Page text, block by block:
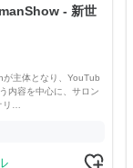
- 新世
主体となり、YouTub
内容を中心に、サロン
リ…